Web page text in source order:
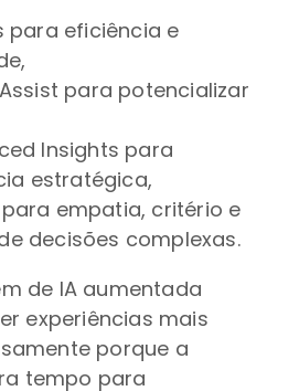
para eficiência e
para potencializar
Insights para
estratégica,
empatia, critério e
decisões complexas.
de IA aumentada
experiências mais
porque a
tempo para